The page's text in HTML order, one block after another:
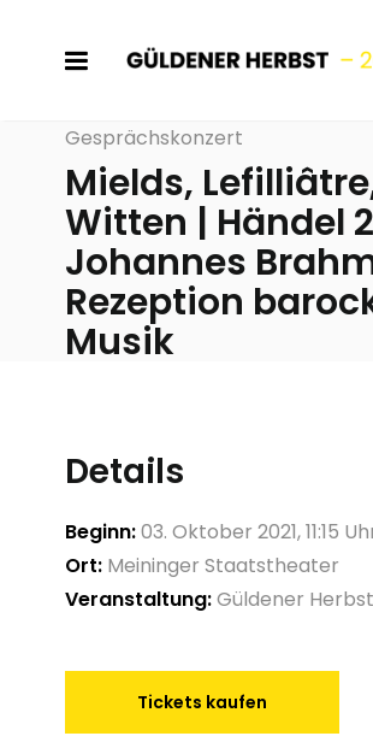
Gesprächskonzert
Mields,
Witten | Händel
Johannes
Rezeption
Musik
Details
Beginn:03. Oktober 2021, 11:15
Ort: Meininger Staatstheater
Veranstaltung:Güldener Herbst
Tickets kaufen